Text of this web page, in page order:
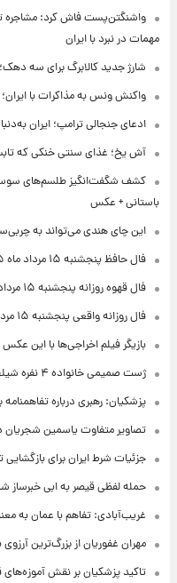
واشنگتن‌پست فاش کرد: مشاجره
مهمات در نبرد با ایران
شارژ جدید کالابرگ برای سه
واکنش ونس به مذاکرات با
ادعای جنجالی ترامپ؛ ایران
آش یخ؛ غذای سنتی خنکی که
کشف شگفت‌انگیز طلسم‌های
باستانی + عکس
این چای هندی می‌تواند به
فال حافظ پنجشنبه ۱۵ مرداد ماه ۱۴۰۵
فال قهوه روزانه پنجشنبه ۱۵ مرداد ماه ۱۴۰۵
فال روزانه واقعی پنجشنبه ۱۵ مرداد ۱۴۰۵
بازیگر فیلم اخراجی‌ها با این
ژست صمیمی خانواده ۴ نفره شیلا خداداد پربازدید شد + عکس
پزشکیان: رهبری درباره
تصاویر متفاوت یاسمین
جزئیات شرط ایران برای بازگشایی
حمله لفظی قیصر به ابی خبرساز
غریب‌آبادی: تفاهم با عمان به
مهران غفوریان از بزرگ‌ترین
تاکید پزشکیان بر نقش